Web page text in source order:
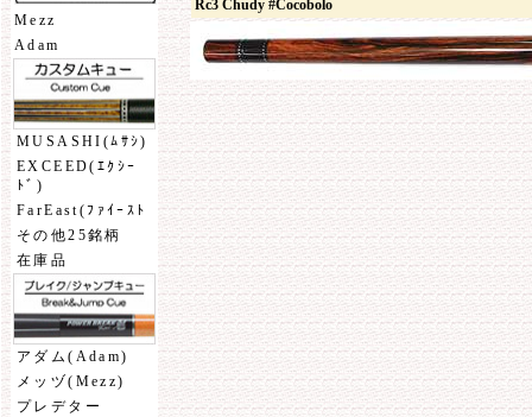
Mezz
Adam
MUSASHI(ﾑｻｼ)
EXCEED(ｴｸｼｰ
ﾄﾞ)
FarEast(ﾌｧｲｰｽﾄ
その他25銘柄
在庫品
アダム(Adam)
メッヅ(Mezz)
プレデター
Rc3 Chudy #Cocobolo